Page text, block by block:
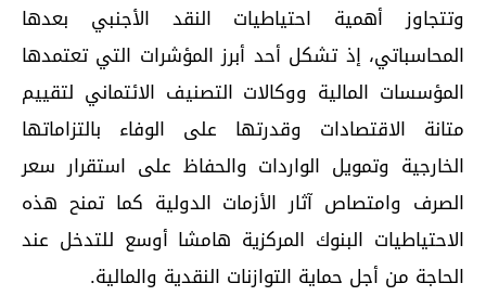
وتتجاوز أهمية احتياطيات النقد الأجنبي بعدها
المحاسباتي، إذ تشكل أحد أبرز المؤشرات التي تعتمدها
المؤسسات المالية ووكالات التصنيف الائتماني لتقييم
متانة الاقتصادات وقدرتها على الوفاء بالتزاماتها
الخارجية وتمويل الواردات والحفاظ على استقرار سعر
الصرف وامتصاص آثار الأزمات الدولية كما تمنح هذه
الاحتياطيات البنوك المركزية هامشا أوسع للتدخل عند
الحاجة من أجل حماية التوازنات النقدية والمالية.